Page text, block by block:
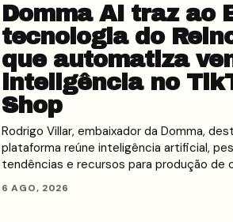
Domma AI traz ao
tecnologia do
que automatiza
inteligência no
Shop
Rodrigo Villar, embaixador da Domma,
plataforma reúne inteligência artificial,
tendências e recursos para produção de
6 AGO, 2026